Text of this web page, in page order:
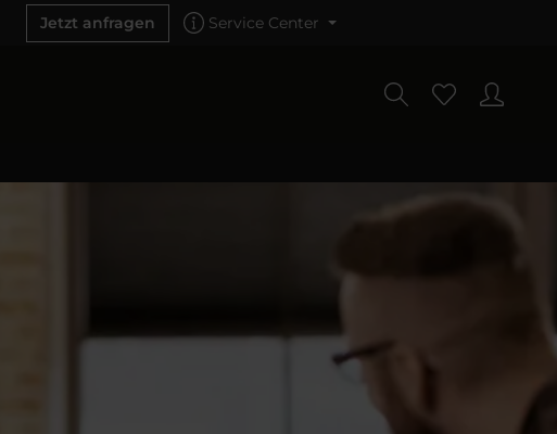
Jetzt anfragen Service Center